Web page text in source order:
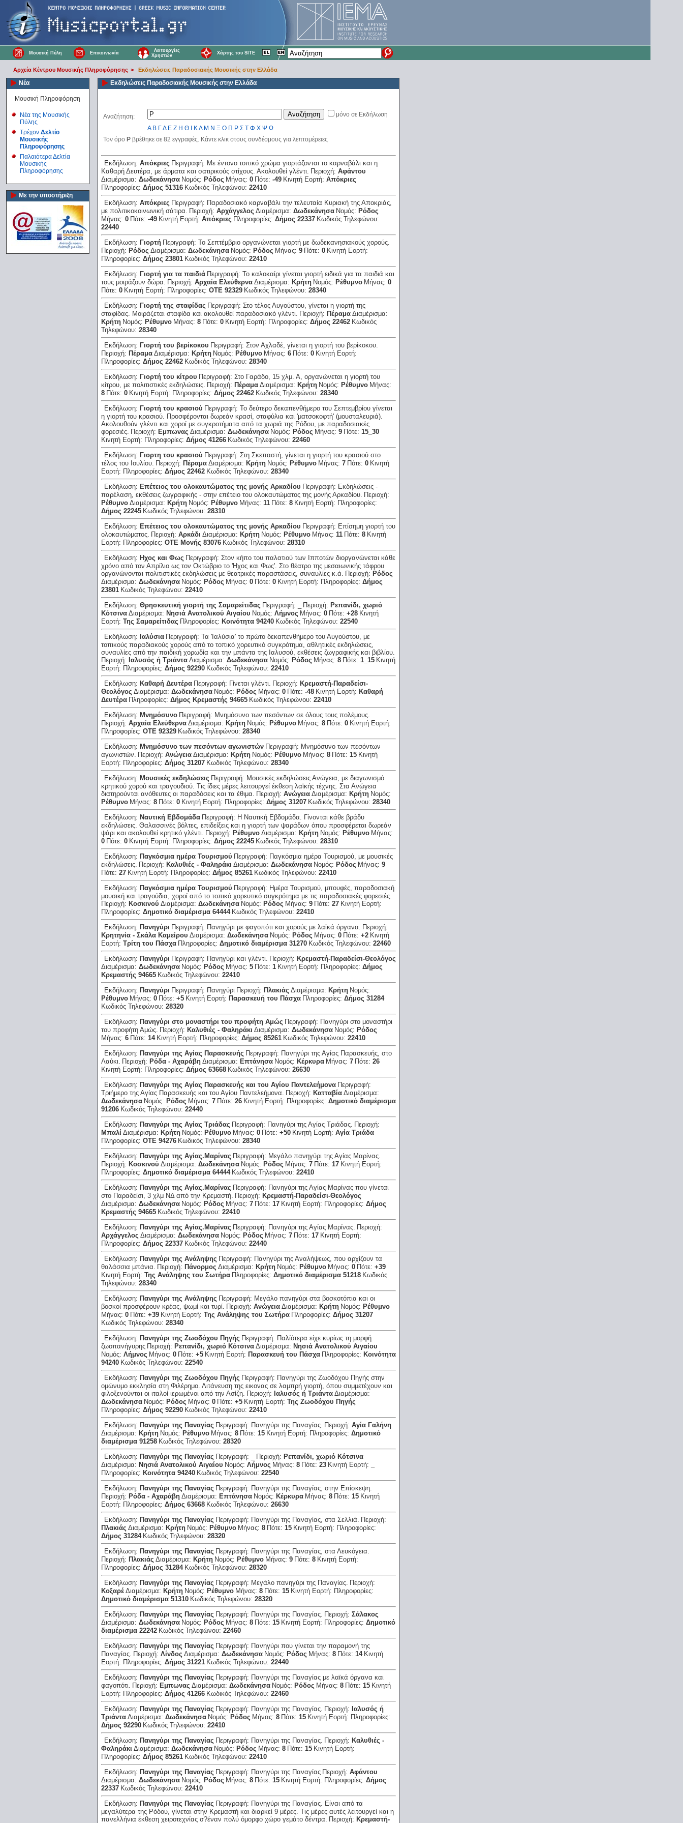
Μουσική Πύλη Επικοινωνία
Λειτουργίες
Χρηστών
Χάρτης του SITE
Αρχεία Κέντρου Μουσικής Πληροφόρησης > Εκδηλώσεις Παραδοσιακής Μουσικής στην Ελλάδα
Νέα
Μουσική Πληροφόρηση
Νέα της Μουσικής
Πύλης
Τρέχον Δελτίο
Μουσικής
Πληροφόρησης
Παλαιότερα Δελτία
Μουσικής
Πληροφόρησης
Με την υποστήριξη
Εκδηλώσεις Παραδοσιακής Μουσικής στην Ελλάδα
Αναζήτηση:
μόνο σε Εκδήλωση
Α Β ΓΔ Ε Ζ Η Θ ΚΛ Μ Ν Ξ Ο Π Ρ Σ Τ Φ Χ Ψ Ω
Τον όρο Ρ βρέθηκε σε 82 εγγραφές. Κάντε κλικ στους συνδέσμους για λεπτομέρειες
Εκδήλωση: Απόκριες Περιγραφή: Με έντονο τοπικό χρώμα γιορτάζονται το καρναβάλι και η
Καθαρή Δευτέρα, με άρματα και σατιρικούς στίχους. Ακολουθεί γλέντι. Περιοχή: Αφάντου
Διαμέρισμα: Δωδεκάνησα Νομός: Ρόδος Μήνας: 0 Πότε: -49 Κινητή Εορτή: Απόκριες
Πληροφορίες: Δήμος 51316 Κωδικός Τηλεφώνου: 22410
Εκδήλωση: Απόκριες Περιγραφή: Παραδοσιακό καρναβάλι την τελευταία Κυριακή της Αποκριάς,
με πολιτικοκοινωνική σάτιρα. Περιοχή: Αρχάγγελος Διαμέρισμα: Δωδεκάνησα Νομός: Ρόδος
Μήνας: 0 Πότε: -49 Κινητή Εορτή: Απόκριες Πληροφορίες: Δήμος 22337 Κωδικός Τηλεφώνου:
22440
Εκδήλωση: Γιορτή Περιγραφή: Το Σεπτέμβριο οργανώνεται γιορτή με δωδεκανησιακούς χορούς.
Περιοχή: Ρόδος Διαμέρισμα: Δωδεκάνησα Νομός: Ρόδος Μήνας: 9 Πότε: 0 Κινητή Εορτή:
Πληροφορίες: Δήμος 23801 Κωδικός Τηλεφώνου: 22410
Εκδήλωση: Γιορτή για τα παιδιά Περιγραφή: Το καλοκαίρι γίνεται γιορτή ειδικά για τα παιδιά και
τους μοιράζουν δώρα. Περιοχή: Αρχαία Ελεύθερνα Διαμέρισμα: Κρήτη Νομός: Ρέθυμνο Μήνας: 0
Πότε: 0 Κινητή Εορτή: Πληροφορίες: ΟΤΕ 92329 Κωδικός Τηλεφώνου: 28340
Εκδήλωση: Γιορτή της σταφίδας Περιγραφή: Στο τέλος Αυγούστου, γίνεται η γιορτή της
σταφίδας. Μοιράζεται σταφίδα και ακολουθεί παραδοσιακό γλέντι. Περιοχή: Πέραμα Διαμέρισμα:
Κρήτη Νομός: Ρέθυμνο Μήνας: 8 Πότε: 0 Κινητή Εορτή: Πληροφορίες: Δήμος 22462 Κωδικός
Τηλεφώνου: 28340
Εκδήλωση: Γιορτή του βερίκοκου Περιγραφή: Στον Αχλαδέ, γίνεται η γιορτή του βερίκοκου.
Περιοχή: Πέραμα Διαμέρισμα: Κρήτη Νομός: Ρέθυμνο Μήνας: 6 Πότε: 0 Κινητή Εορτή:
Πληροφορίες: Δήμος 22462 Κωδικός Τηλεφώνου: 28340
Εκδήλωση: Γιορτή του κίτρου Περιγραφή: Στο Γαράδο, 15 χλμ. Α, οργανώνεται η γιορτή του
κίτρου, με πολιτιστικές εκδηλώσεις. Περιοχή: Πέραμα Διαμέρισμα: Κρήτη Νομός: Ρέθυμνο Μήνας:
8 Πότε: 0 Κινητή Εορτή: Πληροφορίες: Δήμος 22462 Κωδικός Τηλεφώνου: 28340
Εκδήλωση: Γιορτή του κρασιού Περιγραφή: Το δεύτερο δεκαπενθήμερο του Σεπτεμβρίου γίνεται
η γιορτή του κρασιού. Προσφέρονται δωρεάν κρασί, σταφύλια και 'ματσοκοφτή' (μουσταλευριά).
Ακολουθούν γλέντι και χοροί με συγκροτήματα από τα χωριά της Ρόδου, με παραδοσιακές
φορεσιές. Περιοχή: Εμπωνας Διαμέρισμα: Δωδεκάνησα Νομός: Ρόδος Μήνας: 9 Πότε: 15_30
Κινητή Εορτή: Πληροφορίες: Δήμος 41266 Κωδικός Τηλεφώνου: 22460
Εκδήλωση: Γιορτη του κρασιού Περιγραφή: Στη Σκεπαστή, γίνεται η γιορτή του κρασιού στο
τέλος του Ιουλίου. Περιοχή: Πέραμα Διαμέρισμα: Κρήτη Νομός: Ρέθυμνο Μήνας: 7 Πότε: 0 Κινητή
Εορτή: Πληροφορίες: Δήμος 22462 Κωδικός Τηλεφώνου: 28340
Εκδήλωση: Επέτειος του ολοκαυτώματος της μονής Αρκαδίου Περιγραφή: Εκδηλώσεις -
παρέλαση, εκθέσεις ζωγραφικής - στην επέτειο του ολοκαυτώματος της μονής Αρκαδίου. Περιοχή:
Ρέθυμνο Διαμέρισμα: Κρήτη Νομός: Ρέθυμνο Μήνας: 11 Πότε: 8 Κινητή Εορτή: Πληροφορίες:
Δήμος 22245 Κωδικός Τηλεφώνου: 28310
Εκδήλωση: Επέτειος του ολοκαυτώματος της μονής Αρκαδίου Περιγραφή: Επίσημη γιορτή του
ολοκαυτώματος. Περιοχή: Αρκάδι Διαμέρισμα: Κρήτη Νομός: Ρέθυμνο Μήνας: 11 Πότε: 8 Κινητή
Εορτή: Πληροφορίες: ΟΤΕ Μονής 83076 Κωδικός Τηλεφώνου: 28310
Εκδήλωση: Ηχος και Φως Περιγραφή: Στον κήπο του παλατιού των Ιπποτών διοργανώνεται κάθε
χρόνο από τον Απρίλιο ως τον Οκτώβριο το 'Ηχος και Φως'. Στο θέατρο της μεσαιωνικής τάφρου
οργανώνονται πολιτιστικές εκδηλώσεις με θεατρικές παραστάσεις, συναυλίες κ.ά. Περιοχή: Ρόδος
Διαμέρισμα: Δωδεκάνησα Νομός: Ρόδος Μήνας: 0 Πότε: 0 Κινητή Εορτή: Πληροφορίες: Δήμος
23801 Κωδικός Τηλεφώνου: 22410
Εκδήλωση: Θρησκευτική γιορτή της Σαμαρείτιδας Περιγραφή: Περιοχή: Ρεπανίδι, χωριό
Κότσινα Διαμέρισμα: Νησιά Ανατολικού Αιγαίου Νομός: Λήμνος Μήνας: 0 Πότε: +28 Κινητή
Εορτή: Της Σαμαρείτιδας Πληροφορίες: Κοινότητα 94240 Κωδικός Τηλεφώνου: 22540
Εκδήλωση: Ιαλύσια Περιγραφή: Τα 'Ιαλύσια' το πρώτο δεκαπενθήμερο του Αυγούστου, με
τοπικούς παραδιακούς χορούς από το τοπικό χορευτικό συγκρότημα, αθλητικές εκδηλώσεις,
συναυλίες από την παιδική χορωδία και την μπάντα της Ιαλυσού, εκθέσεις ζωγραφικής και βιβλίου.
Περιοχή: Ιαλυσός ή Τριάντα Διαμέρισμα: Δωδεκάνησα Νομός: Ρόδος Μήνας: 8 Πότε: 1_15 Κινητή
Εορτή: Πληροφορίες: Δήμος 92290 Κωδικός Τηλεφώνου: 22410
Εκδήλωση: Καθαρή Δευτέρα Περιγραφή: Γίνεται γλέντι. Περιοχή: Κρεμαστή-Παραδείσι-
Θεολόγος Διαμέρισμα: Δωδεκάνησα Νομός: Ρόδος Μήνας: 0 Πότε: -48 Κινητή Εορτή: Καθαρή
Δευτέρα Πληροφορίες: Δήμος Κρεμαστής 94665 Κωδικός Τηλεφώνου: 22410
Εκδήλωση: Μνημόσυνο Περιγραφή: Μνημόσυνο των πεσόντων σε όλους τους πολέμους.
Περιοχή: Αρχαία Ελεύθερνα Διαμέρισμα: Κρήτη Νομός: Ρέθυμνο Μήνας: 8 Πότε: 0 Κινητή Εορτή:
Πληροφορίες: ΟΤΕ 92329 Κωδικός Τηλεφώνου: 28340
Εκδήλωση: Μνημόσυνο των πεσόντων αγωνιστών Περιγραφή: Μνημόσυνο των πεσόντων
αγωνιστών. Περιοχή: Ανώγεια Διαμέρισμα: Κρήτη Νομός: Ρέθυμνο Μήνας: 8 Πότε: 15 Κινητή
Εορτή: Πληροφορίες: Δήμος 31207 Κωδικός Τηλεφώνου: 28340
Εκδήλωση: Μουσικές εκδηλώσεις Περιγραφή: Μουσικές εκδηλώσεις Ανώγεια, με διαγωνισμό
κρητικού χορού και τραγουδιού. Τις ίδιες μέρες λειτουργεί έκθεση λαϊκής τέχνης. Στα Ανώγεια
διατηρούνται ανόθευτες οι παραδόσεις και τα έθιμα. Περιοχή: Ανώγεια Διαμέρισμα: Κρήτη Νομός:
Ρέθυμνο Μήνας: 8 Πότε: 0 Κινητή Εορτή: Πληροφορίες: Δήμος 31207 Κωδικός Τηλεφώνου: 28340
Εκδήλωση: Ναυτική Εβδομάδα Περιγραφή: Η Ναυτική Εβδομάδα. Γίνονται κάθε βράδυ
εκδηλώσεις. Θαλασσινές βόλτες, επιδείξεις και η γιορτή των ψαράδων όπου προσφέρεται δωρεάν
ψάρι και ακολουθεί κρητικό γλέντι. Περιοχή: Ρέθυμνο Διαμέρισμα: Κρήτη Νομός: Ρέθυμνο Μήνας:
0 Πότε: 0 Κινητή Εορτή: Πληροφορίες: Δήμος 22245 Κωδικός Τηλεφώνου: 28310
Εκδήλωση: Παγκόσμια ημέρα Τουρισμού Περιγραφή: Παγκόσμια ημέρα Τουρισμού, με μουσικές
εκδηλώσεις. Περιοχή: Καλυθιές - Φαληράκι Διαμέρισμα: Δωδεκάνησα Νομός: Ρόδος Μήνας: 9
Πότε: 27 Κινητή Εορτή: Πληροφορίες: Δήμος 85261 Κωδικός Τηλεφώνου: 22410
Εκδήλωση: Παγκόσμια ημέρα Τουρισμού Περιγραφή: Ημέρα Τουρισμού, μπουφές, παραδοσιακή
μουσική και τραγούδια, χοροί από το τοπικό χορευτικό συγκρότημα με τις παραδοσιακές φορεσιές.
Περιοχή: Κοσκινού Διαμέρισμα: Δωδεκάνησα Νομός: Ρόδος Μήνας: 9 Πότε: 27 Κινητή Εορτή:
Πληροφορίες: Δημοτικό διαμέρισμα 64444 Κωδικός Τηλεφώνου: 22410
Εκδήλωση: Πανηγύρι Περιγραφή: Πανηγύρι με φαγοπότι και χορούς με λαϊκά όργανα. Περιοχή:
Κρητηνία - Σκάλα Καμείρου Διαμέρισμα: Δωδεκάνησα Νομός: Ρόδος Μήνας: 0 Πότε: +2 Κινητή
Εορτή: Τρίτη του Πάσχα Πληροφορίες: Δημοτικό διαμέρισμα 31270 Κωδικός Τηλεφώνου: 22460
Εκδήλωση: Πανηγύρι Περιγραφή: Πανηγύρι και γλέντι. Περιοχή: Κρεμαστή-Παραδείσι-Θεολόγος
Διαμέρισμα: Δωδεκάνησα Νομός: Ρόδος Μήνας: 5 Πότε: 1 Κινητή Εορτή: Πληροφορίες: Δήμος
Κρεμαστής 94665 Κωδικός Τηλεφώνου: 22410
Εκδήλωση: Πανηγύρι Περιγραφή: Πανηγύρι Περιοχή: Πλακιάς Διαμέρισμα: Κρήτη Νομός:
Ρέθυμνο Μήνας: 0 Πότε: +5 Κινητή Εορτή: Παρασκευή του Πάσχα Πληροφορίες: Δήμος 31284
Κωδικός Τηλεφώνου: 28320
Εκδήλωση: Πανηγύρι στο μοναστήρι του προφήτη Αμώς Περιγραφή: Πανηγύρι στο μοναστήρι
του προφήτη Αμώς. Περιοχή: Καλυθιές - Φαληράκι Διαμέρισμα: Δωδεκάνησα Νομός: Ρόδος
Μήνας: 6 Πότε: 14 Κινητή Εορτή: Πληροφορίες: Δήμος 85261 Κωδικός Τηλεφώνου: 22410
Εκδήλωση: Πανηγύρι της Αγίας Παρασκευής Περιγραφή: Πανηγύρι της Αγίας Παρασκευής, στο
Λαύκι. Περιοχή: Ρόδα - Αχαράβη Διαμέρισμα: Επτάνησα Νομός: Κέρκυρα Μήνας: 7 Πότε: 26
Κινητή Εορτή: Πληροφορίες: Δήμος 63668 Κωδικός Τηλεφώνου: 26630
Εκδήλωση: Πανηγύρι της Αγίας Παρασκευής και του Αγίου Παντελεήμονα Περιγραφή:
Τριήμερο της Αγίας Παρασκευής και του Αγίου Παντελεήμονα. Περιοχή: Κατταβία Διαμέρισμα:
Δωδεκάνησα Νομός: Ρόδος Μήνας: 7 Πότε: 26 Κινητή Εορτή: Πληροφορίες: Δημοτικό διαμέρισμα
91206 Κωδικός Τηλεφώνου: 22440
Εκδήλωση: Πανηγύρι της Αγίας Τριάδας Περιγραφή: Πανηγύρι της Αγίας Τριάδας. Περιοχή:
Μπαλί Διαμέρισμα: Κρήτη Νομός: Ρέθυμνο Μήνας: 0 Πότε: +50 Κινητή Εορτή: Αγία Τριάδα
Πληροφορίες: ΟΤΕ 94276 Κωδικός Τηλεφώνου: 28340
Εκδήλωση: Πανηγύρι της Αγίας.Μαρίνας Περιγραφή: Μεγάλο πανηγύρι της Αγίας Μαρίνας.
Περιοχή: Κοσκινού Διαμέρισμα: Δωδεκάνησα Νομός: Ρόδος Μήνας: 7 Πότε: 17 Κινητή Εορτή:
Πληροφορίες: Δημοτικό διαμέρισμα 64444 Κωδικός Τηλεφώνου: 22410
Εκδήλωση: Πανηγύρι της Αγίας.Μαρίνας Περιγραφή: Πανηγύρι της Αγίας Μαρίνας που γίνεται
στο Παραδείσι, 3 χλμ ΝΔ από την Κρεμαστή. Περιοχή: Κρεμαστή-Παραδείσι-Θεολόγος
Διαμέρισμα: Δωδεκάνησα Νομός: Ρόδος Μήνας: 7 Πότε: 17 Κινητή Εορτή: Πληροφορίες: Δήμος
Κρεμαστής 94665 Κωδικός Τηλεφώνου: 22410
Εκδήλωση: Πανηγύρι της Αγίας.Μαρίνας Περιγραφή: Πανηγύρι της Αγίας Μαρίνας. Περιοχή:
Αρχάγγελος Διαμέρισμα: Δωδεκάνησα Νομός: Ρόδος Μήνας: 7 Πότε: 17 Κινητή Εορτή:
Πληροφορίες: Δήμος 22337 Κωδικός Τηλεφώνου: 22440
Εκδήλωση: Πανηγύρι της Ανάληψης Περιγραφή: Πανηγύρι της Αναλήψεως, που αρχίζουν τα
θαλάσσια μπάνια. Περιοχή: Πάνορμος Διαμέρισμα: Κρήτη Νομός: Ρέθυμνο Μήνας: 0 Πότε: +39
Κινητή Εορτή: Της Ανάληψης του Σωτήρα Πληροφορίες: Δημοτικό διαμέρισμα 51218 Κωδικός
Τηλεφώνου: 28340
Εκδήλωση: Πανηγύρι της Ανάληψης Περιγραφή: Μεγάλο πανηγύρι στα βοσκοτόπια και οι
βοσκοί προσφέρουν κρέας, ψωμί και τυρί. Περιοχή: Ανώγεια Διαμέρισμα: Κρήτη Νομός: Ρέθυμνο
Μήνας: 0 Πότε: +39 Κινητή Εορτή: Της Ανάληψης του Σωτήρα Πληροφορίες: Δήμος 31207
Κωδικός Τηλεφώνου: 28340
Εκδήλωση: Πανηγύρι της Ζωοδόχου Πηγής Περιγραφή: Παλίότερα είχε κυρίως τη μορφή
ζωοπανήγυρης Περιοχή: Ρεπανίδι, χωριό Κότσινα Διαμέρισμα: Νησιά Ανατολικού Αιγαίου
Νομός: Λήμνος Μήνας: 0 Πότε: +5 Κινητή Εορτή: Παρασκευή του Πάσχα Πληροφορίες: Κοινότητα
94240 Κωδικός Τηλεφώνου: 22540
Εκδήλωση: Πανηγύρι της Ζωοδόχου Πηγής Περιγραφή: Πανηγύρι της Ζωοδόχου Πηγής στην
ομώνυμο εκκλησία στη Φιλέρημο. Λιτάνευση της εικονας σε λαμπρή γιορτή, όπου συμμετέχουν και
φιλοξενούνται οι ιταλοί ιερωμένοι από την Ασίζη. Περιοχή: Ιαλυσός ή Τριάντα Διαμέρισμα:
Δωδεκάνησα Νομός: Ρόδος Μήνας: 0 Πότε: +5 Κινητή Εορτή: Της Ζωοδόχου Πηγής
Πληροφορίες: Δήμος 92290 Κωδικός Τηλεφώνου: 22410
Εκδήλωση: Πανηγύρι της Παναγίας Περιγραφή: Πανηγύρι της Παναγίας. Περιοχή: Αγία Γαλήνη
Διαμέρισμα: Κρήτη Νομός: Ρέθυμνο Μήνας: 8 Πότε: 15 Κινητή Εορτή: Πληροφορίες: Δημοτικό
διαμέρισμα 91258 Κωδικός Τηλεφώνου: 28320
Εκδήλωση: Πανηγύρι της Παναγίας Περιγραφή: Περιοχή: Ρεπανίδι, χωριό Κότσινα
Διαμέρισμα: Νησιά Ανατολικού Αιγαίου Νομός: Λήμνος Μήνας: 8 Πότε: 23 Κινητή Εορτή:
Πληροφορίες: Κοινότητα 94240 Κωδικός Τηλεφώνου: 22540
Εκδήλωση: Πανηγύρι της Παναγίας Περιγραφή: Πανηγύρι της Παναγίας, στην Επίσκεψη.
Περιοχή: Ρόδα - Αχαράβη Διαμέρισμα: Επτάνησα Νομός: Κέρκυρα Μήνας: 8 Πότε: 15 Κινητή
Εορτή: Πληροφορίες: Δήμος 63668 Κωδικός Τηλεφώνου: 26630
Εκδήλωση: Πανηγύρι της Παναγίας Περιγραφή: Πανηγύρι της Παναγίας, στα Σελλιά. Περιοχή:
Πλακιάς Διαμέρισμα: Κρήτη Νομός: Ρέθυμνο Μήνας: 8 Πότε: 15 Κινητή Εορτή: Πληροφορίες:
Δήμος 31284 Κωδικός Τηλεφώνου: 28320
Εκδήλωση: Πανηγύρι της Παναγίας Περιγραφή: Πανηγύρι της Παναγίας, στα Λευκόγεια.
Περιοχή: Πλακιάς Διαμέρισμα: Κρήτη Νομός: Ρέθυμνο Μήνας: 9 Πότε: 8 Κινητή Εορτή:
Πληροφορίες: Δήμος 31284 Κωδικός Τηλεφώνου: 28320
Εκδήλωση: Πανηγύρι της Παναγίας Περιγραφή: Μεγάλο πανηγύρι της Παναγίας. Περιοχή:
Κοξαρέ Διαμέρισμα: Κρήτη Νομός: Ρέθυμνο Μήνας: 8 Πότε: 15 Κινητή Εορτή: Πληροφορίες:
Δημοτικό διαμέρισμα 51310 Κωδικός Τηλεφώνου: 28320
Εκδήλωση: Πανηγύρι της Παναγίας Περιγραφή: Πανηγύρι της Παναγίας. Περιοχή: Σάλακος
Διαμέρισμα: Δωδεκάνησα Νομός: Ρόδος Μήνας: 8 Πότε: 15 Κινητή Εορτή: Πληροφορίες: Δημοτικό
διαμέρισμα 22242 Κωδικός Τηλεφώνου: 22460
Εκδήλωση: Πανηγύρι της Παναγίας Περιγραφή: Πανηγύρι που γίνεται την παραμονή της
Παναγίας. Περιοχή: Λίνδος Διαμέρισμα: Δωδεκάνησα Νομός: Ρόδος Μήνας: 8 Πότε: 14 Κινητή
Εορτή: Πληροφορίες: Δήμος 31221 Κωδικός Τηλεφώνου: 22440
Εκδήλωση: Πανηγύρι της Παναγίας Περιγραφή: Πανηγύρι της Παναγίας με λαϊκά όργανα και
φαγοπότι. Περιοχή: Εμπωνας Διαμέρισμα: Δωδεκάνησα Νομός: Ρόδος Μήνας: 8 Πότε: 15 Κινητή
Εορτή: Πληροφορίες: Δήμος 41266 Κωδικός Τηλεφώνου: 22460
Εκδήλωση: Πανηγύρι της Παναγίας Περιγραφή: Πανηγύρι της Παναγίας. Περιοχή: Ιαλυσός ή
Τριάντα Διαμέρισμα: Δωδεκάνησα Νομός: Ρόδος Μήνας: 8 Πότε: 15 Κινητή Εορτή: Πληροφορίες:
Δήμος 92290 Κωδικός Τηλεφώνου: 22410
Εκδήλωση: Πανηγύρι της Παναγίας Περιγραφή: Πανηγύρι της Παναγίας. Περιοχή: Καλυθιές -
Φαληράκι Διαμέρισμα: Δωδεκάνησα Νομός: Ρόδος Μήνας: 8 Πότε: 15 Κινητή Εορτή:
Πληροφορίες: Δήμος 85261 Κωδικός Τηλεφώνου: 22410
Εκδήλωση: Πανηγύρι της Παναγίας Περιγραφή: Πανηγύρι της Παναγίας Περιοχή: Αφάντου
Διαμέρισμα: Δωδεκάνησα Νομός: Ρόδος Μήνας: 8 Πότε: 15 Κινητή Εορτή: Πληροφορίες: Δήμος
22337 Κωδικός Τηλεφώνου: 22410
Εκδήλωση: Πανηγύρι της Παναγίας Περιγραφή: Πανηγύρι της Παναγίας. Είναι από τα
μεγαλύτερα της Ρόδου, γίνεται στην Κρεμαστή και διαρκεί 9 μέρες. Τις μέρες αυτές λειτουργεί και η
πανελλήνια έκθεση χειροτεχνίας σ?έναν πολύ όμορφο χώρο γεμάτο δέντρα. Περιοχή: Κρεμαστή-